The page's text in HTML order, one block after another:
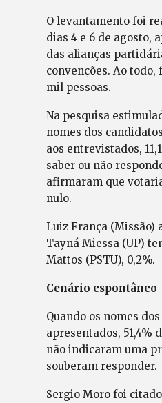
O levantamento foi
dias 4 e 6 de agosto,
das alianças
convenções. Ao todo,
mil pessoas.
Na pesquisa
nomes dos
aos entrevistados,
saber ou não
afirmaram que
nulo.
Luiz França (Missão)
Tayná Miessa (UP)
Mattos (PSTU), 0,2%.
Cenário espontâneo
Quando os nomes
apresentados, 51,4%
não indicaram uma
souberam responder.
Sergio Moro foi